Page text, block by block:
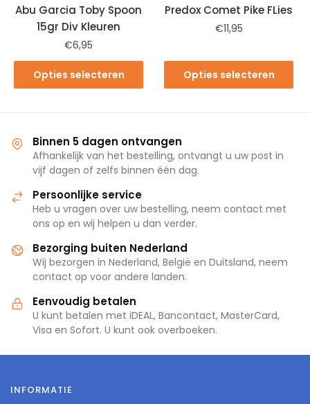
Abu Garcia Toby Spoon
15gr Div Kleuren
€6,95
Opties selecteren
Predox Comet Pike FLies
€11,95
Opties selecteren
Binnen 5 dagen ontvangen
Afhankelijk van het bestelling, ontvangt u uw post in
vijf dagen of zelfs binnen één dag.
Persoonlijke service
Heb u vragen over uw bestelling, neem contact met
ons op en wij helpen u dan verder.
Bezorging buiten Nederland
Wij bezorgen in Nederland, België en Duitsland, neem
contact op voor andere landen.
Eenvoudig betalen
U kunt betalen met iDEAL, Bancontact, MasterCard,
Visa en Sofort. U kunt ook overboeken.
INFORMATIE